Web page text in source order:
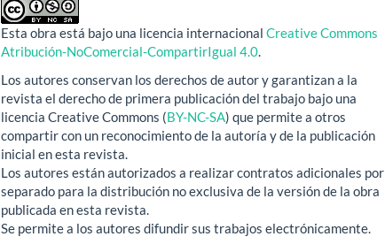
Esta obra está bajo una licencia internacionalCreative Commons
Atribución-NoComercial-CompartirIgual 4.0.
Los autores conservan los derechos de autor y garantizan a la
revista el derecho de primera publicación del trabajo bajo una
licencia Creative Commons (BY-NC-SA) que permite a otros
compartir con un reconocimiento de la autoría y de la publicación
inicial en esta revista.
Los autores están autorizados a realizar contratos adicionales por
separado para la distribución no exclusiva de la versión de la obra
publicada en esta revista.
Se permite a los autores difundir sus trabajos electrónicamente.